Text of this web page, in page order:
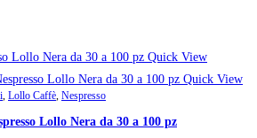
€11,50
a
€42,90
Quick View
Quick View
Lollo Caffè Nespresso
Lollo Nera da 30 a 100 pz